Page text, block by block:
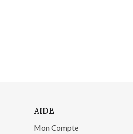
AIDE
Mon Compte